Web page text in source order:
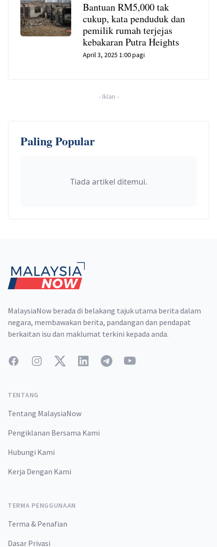
Bantuan RM5,000 tak
cukup, kata penduduk dan
pemilik rumah terjejas
kebakaran Putra Heights
April 3, 2025 1:00 pagi
- Iklan -
Paling Popular
Tiada artikel ditemui.
MalaysiaNow berada di belakang tajuk utama berita dalam
negara, membawakan berita, pandangan dan pendapat
berkaitan isu dan maklumat terkini kepada anda.
FacebookInstagramTwitterLinkedInTelegramYouTube
TENTANG
Tentang MalaysiaNow
Pengiklanan Bersama Kami
Hubungi Kami
Kerja Dengan Kami
TERMA PENGGUNAAN
Terma & Penafian
Dasar Privasi